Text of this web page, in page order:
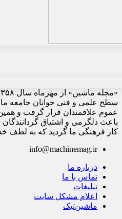
سطح علمی و فنی جوانان جامعه
عموم علاقمندان قرار گرفت و
باعث دلگرمی و اشتیاق
کار فرهنگی ما گردید که به لطف
info@machinemag.ir
درباره ما
تماس با ما
تبلیغات
اعلام مشکل سایت
ماشین‌تیک